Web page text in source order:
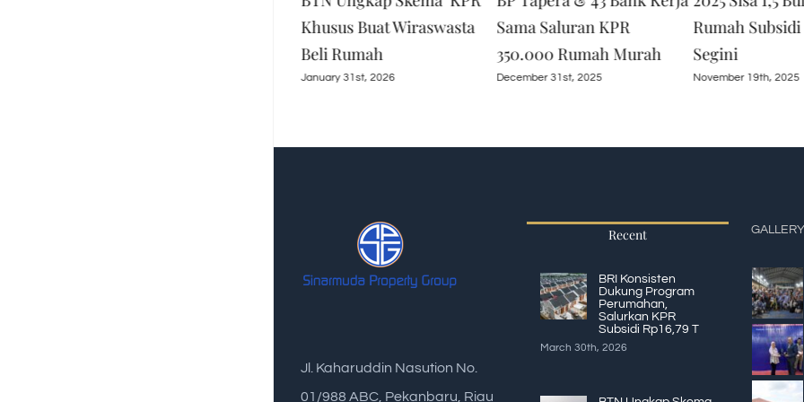
Khusus Buat Wiraswasta
Beli Rumah
January 31st, 2026
Sama Saluran KPR
350.000 Rumah Murah
December 31st, 2025
Rumah
Segini
November 19th, 2025
Jl. Kaharuddin Nasution No.
01/988 ABC, Pekanbaru, Riau
Recent
BRI Konsisten
Dukung Program
Perumahan,
Salurkan KPR
Subsidi Rp16,79 T
March 30th, 2026
GALLERY